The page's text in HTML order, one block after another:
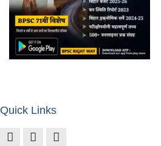
Quick Links